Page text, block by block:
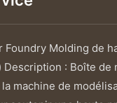
Foundry Molding de
: Boîte de
machine de